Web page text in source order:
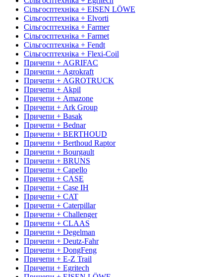
Сільгосптехніка + EISEN LÖWE
Сільгосптехніка + Elvorti
Сільгосптехніка + Farmer
Сільгосптехніка + Farmet
Сільгосптехніка + Fendt
Сільгосптехніка + Flexi-Coil
Причепи + AGRIFAC
Причепи + Agrokraft
Причепи + AGROTRUCK
Причепи + Akpil
Причепи + Amazone
Причепи + Ark Group
Причепи + Basak
Причепи + Bednar
Причепи + BERTHOUD
Причепи + Berthoud Raptor
Причепи + Bourgault
Причепи + BRUNS
Причепи + Capello
Причепи + CASE
Причепи + Case IH
Причепи + CAT
Причепи + Caterpillar
Причепи + Challenger
Причепи + CLAAS
Причепи + Degelman
Причепи + Deutz-Fahr
Причепи + DongFeng
Причепи + E-Z Trail
Причепи + Egritech